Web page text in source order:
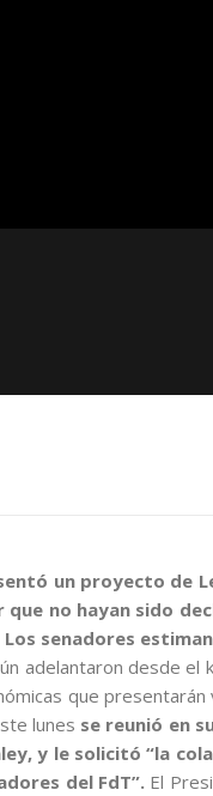
un proyecto de
no hayan sido
Los senadores
adelantaron desde el
que presentarán
lunes se reunió en
y le solicitó “la
del FdT”. El